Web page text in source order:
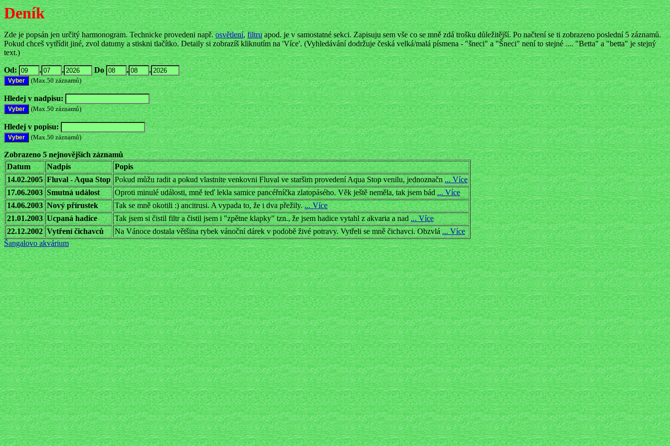
Deník
Zde je popsán jen určitý harmonogram. Technicke provedeni např.osvětlení,filtruapod. je v samostatné sekci. Zapisuju sem vše co se mně zdá trošku důležitější. Po načtení se ti zobrazeno poslední 5 záznamů.
Pokud chceš vytřídit jiné, zvol datumy a stiskni tlačítko. Detaily si zobrazíš kliknutím na 'Více'. (Vyhledávání dodržuje česká velká/malá písmena - "šneci" a "Šneci" není to stejné .... "Betta" a "betta" je stejný
text.)
Od: . . Do . .
(Max.50 záznamů)
Hledej v nadpisu:
(Max.50 záznamů)
Hledej v popisu:
(Max.50 záznamů)
Zobrazeno 5 nejnovějších záznamů
Datum
Nadpis
Popis
14.02.2005 Fluval - Aqua Stop Pokud můžu radit a pokud vlastnite venkovni Fluval ve staršim provedení Aqua Stop venilu, jednoznačn... Více
17.06.2003 Smutná událost Oproti minulé události, mně teď lekla samice pancéřníčka zlatopásého. Věk ještě neměla, tak jsem bád... Více
14.06.2003 Nový přírustek Tak se mně okotili :) ancitrusi. A vypada to, že i dva přežily.... Více
21.01.2003 Ucpaná hadice Tak jsem si čistil filtr a čistil jsem i "zpětne klapky" tzn., že jsem hadice vytahl z akvaria a nad... Více
22.12.2002 Vytření čichavců Na Vánoce dostala většina rybek vánoční dárek v podobě živé potravy. Vytřeli se mně čichavci. Obzvlá... Více
Šangalovo akvárium